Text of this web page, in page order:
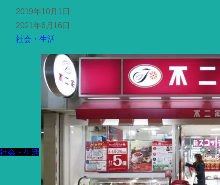
2019年10月1日
2021年6月16日
社会・生活
社会・生活